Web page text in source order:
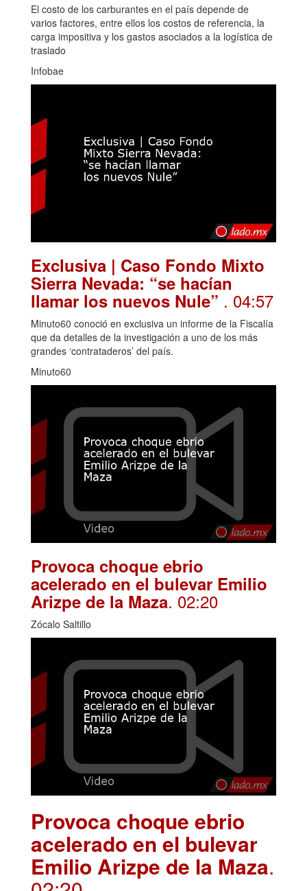
El costo de los carburantes en el país depende de
varios factores, entre ellos los costos de referencia, la
carga impositiva y los gastos asociados a la logística de
traslado
Infobae
Exclusiva | Caso Fondo Mixto
Sierra Nevada: “se hacían
llamar los nuevos Nule” . 04:57
Minuto60 conoció en exclusiva un informe de la Fiscalía
que da detalles de la investigación a uno de los más
grandes ‘contrataderos’ del país.
Minuto60
Provoca choque ebrio
acelerado en el bulevar Emilio
Arizpe de la Maza. 02:20
Zócalo Saltillo
Provoca choque ebrio
acelerado en el bulevar
Emilio Arizpe de la Maza.